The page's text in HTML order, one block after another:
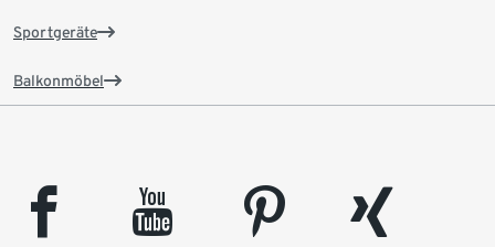
Sportgeräte
Balkonmöbel
facebook youtube pinterest
xing